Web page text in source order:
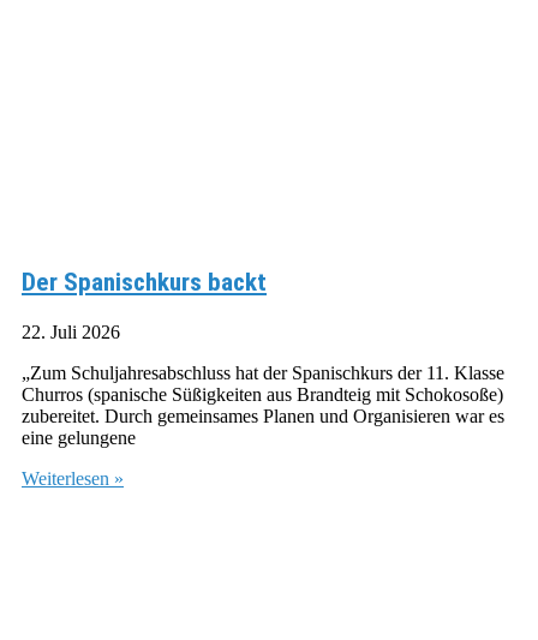
Der Spanischkurs backt
22. Juli 2026
„Zum Schuljahresabschluss hat der Spanischkurs der 11. Klasse
Churros (spanische Süßigkeiten aus Brandteig mit Schokosoße)
zubereitet. Durch gemeinsames Planen und Organisieren war es
eine gelungene
Weiterlesen »